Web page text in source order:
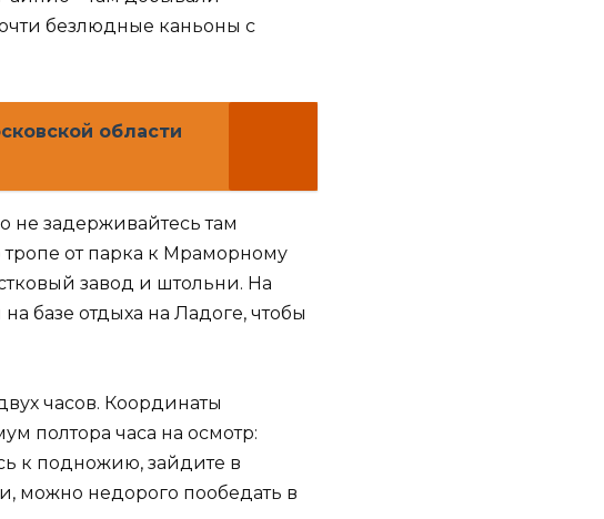
безлюдные каньоны с
области
не задерживайтесь там
от парка к Мраморному
завод и штольни. На
базе отдыха на Ладоге, чтобы
часов. Координаты
полтора часа на осмотр:
к подножию, зайдите в
можно недорого пообедать в